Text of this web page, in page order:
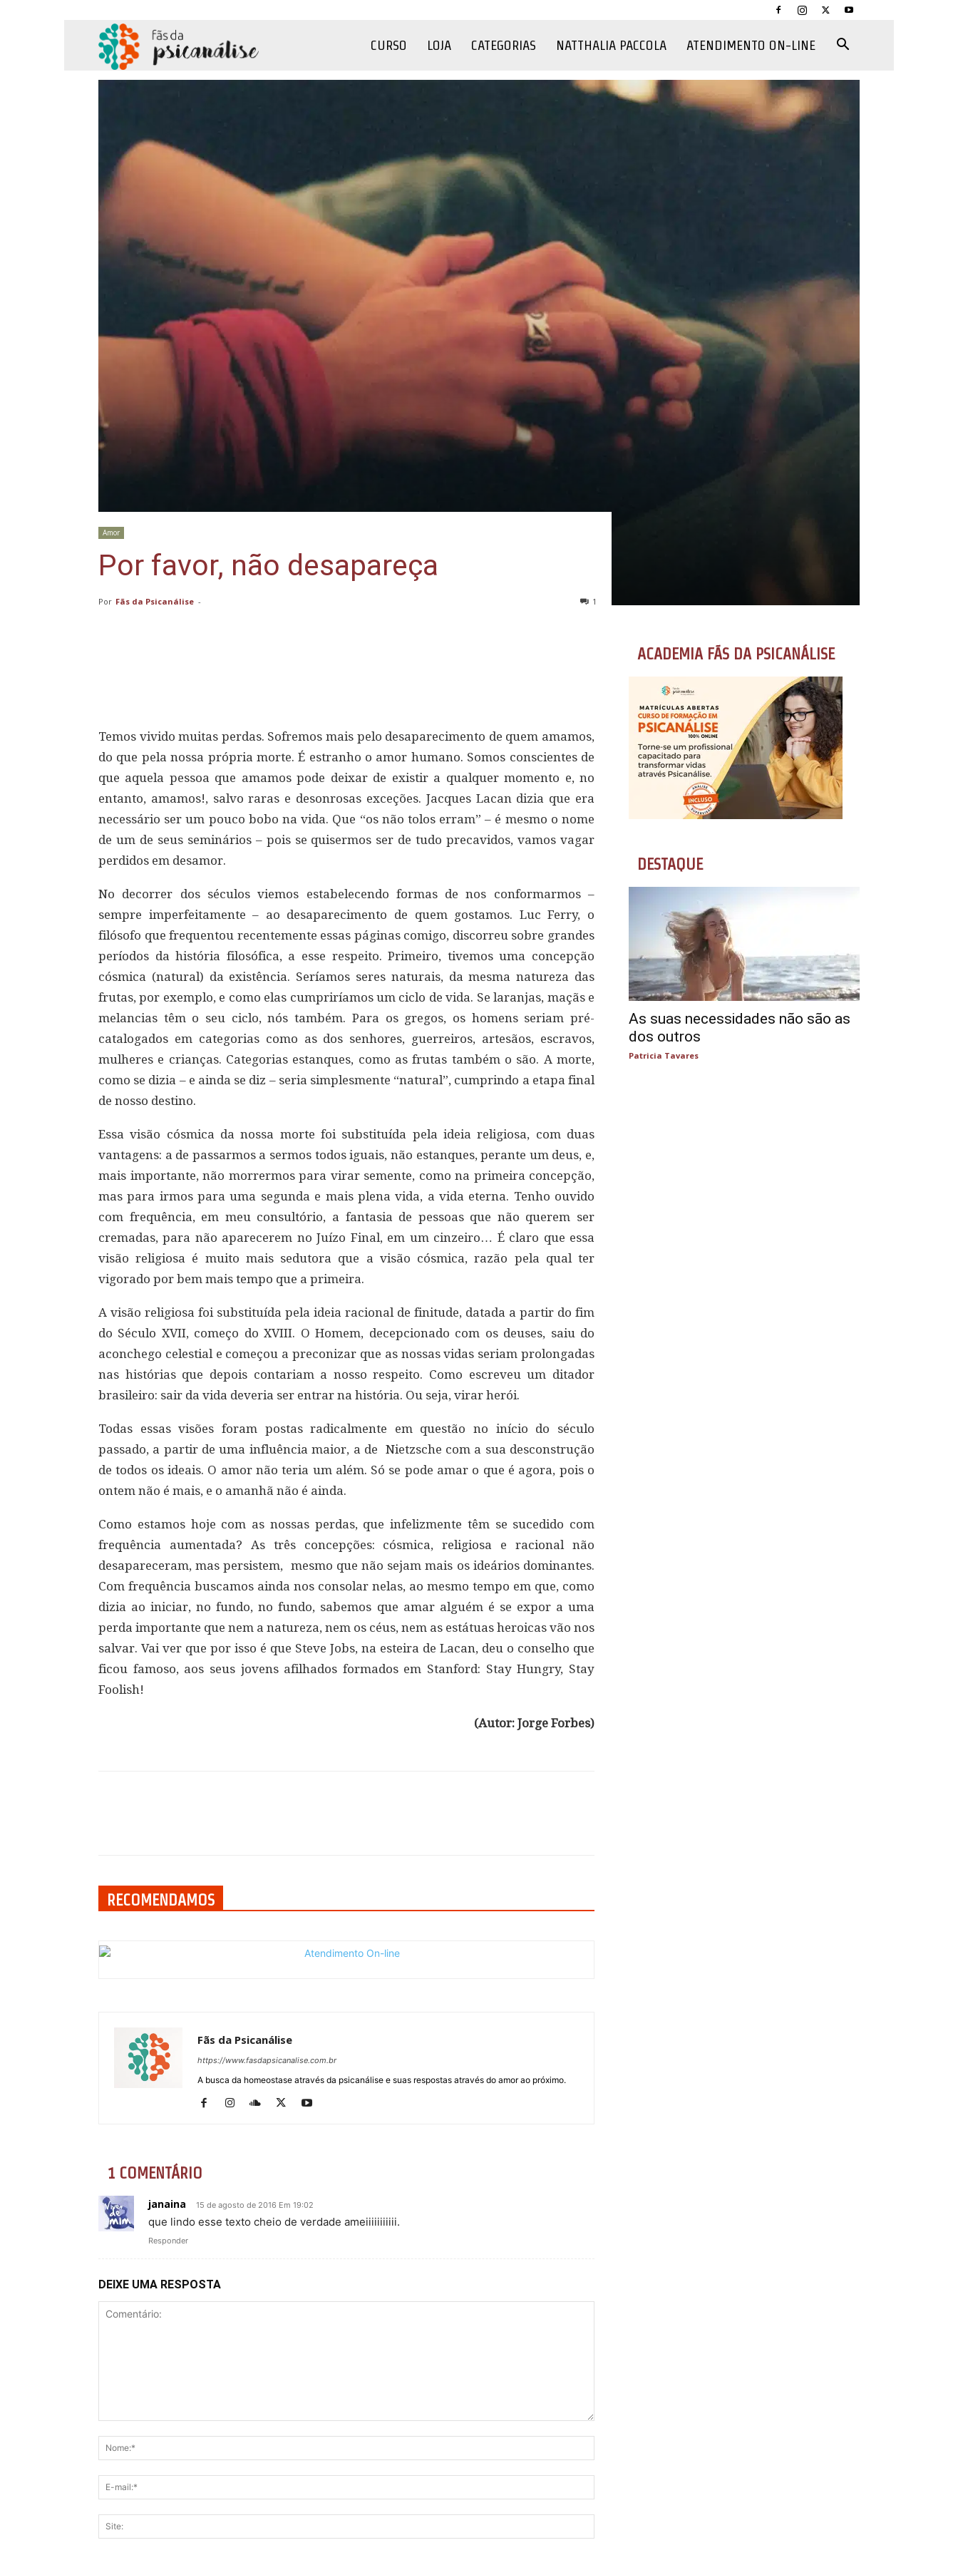
CURSO LOJA CATEGORIAS NATTHALIA PACCOLA ATENDIMENTO ON-LINE
Amor
Por favor, não desapareça
Por Fãs da Psicanálise - 1
Temos vivido muitas perdas. Sofremos mais pelo desaparecimento de quem amamos,
do que pela nossa própria morte. É estranho o amor humano. Somos conscientes de
que aquela pessoa que amamos pode deixar de existir a qualquer momento e, no
entanto, amamos!, salvo raras e desonrosas exceções. Jacques Lacan dizia que era
necessário ser um pouco bobo na vida. Que “os não tolos erram” – é mesmo o nome
de um de seus seminários – pois se quisermos ser de tudo precavidos, vamos vagar
perdidos em desamor.
No decorrer dos séculos viemos estabelecendo formas de nos conformarmos –
sempre imperfeitamente – ao desaparecimento de quem gostamos. Luc Ferry, o
filósofo que frequentou recentemente essas páginas comigo, discorreu sobre grandes
períodos da história filosófica, a esse respeito. Primeiro, tivemos uma concepção
cósmica (natural) da existência. Seríamos seres naturais, da mesma natureza das
frutas, por exemplo, e como elas cumpriríamos um ciclo de vida. Se laranjas, maçãs e
melancias têm o seu ciclo, nós também. Para os gregos, os homens seriam pré-
catalogados em categorias como as dos senhores, guerreiros, artesãos, escravos,
mulheres e crianças. Categorias estanques, como as frutas também o são. A morte,
como se dizia – e ainda se diz – seria simplesmente “natural”, cumprindo a etapa final
de nosso destino.
Essa visão cósmica da nossa morte foi substituída pela ideia religiosa, com duas
vantagens: a de passarmos a sermos todos iguais, não estanques, perante um deus, e,
mais importante, não morrermos para virar semente, como na primeira concepção,
mas para irmos para uma segunda e mais plena vida, a vida eterna. Tenho ouvido
com frequência, em meu consultório, a fantasia de pessoas que não querem ser
cremadas, para não aparecerem no Juízo Final, em um cinzeiro… É claro que essa
visão religiosa é muito mais sedutora que a visão cósmica, razão pela qual ter
vigorado por bem mais tempo que a primeira.
A visão religiosa foi substituída pela ideia racional de finitude, datada a partir do fim
do Século XVII, começo do XVIII. O Homem, decepcionado com os deuses, saiu do
aconchego celestial e começou a preconizar que as nossas vidas seriam prolongadas
nas histórias que depois contariam a nosso respeito. Como escreveu um ditador
brasileiro: sair da vida deveria ser entrar na história. Ou seja, virar herói.
Todas essas visões foram postas radicalmente em questão no início do século
passado, a partir de uma influência maior, a de Nietzsche com a sua desconstrução
de todos os ideais. O amor não teria um além. Só se pode amar o que é agora, pois o
ontem não é mais, e o amanhã não é ainda.
Como estamos hoje com as nossas perdas, que infelizmente têm se sucedido com
frequência aumentada? As três concepções: cósmica, religiosa e racional não
desapareceram, mas persistem, mesmo que não sejam mais os ideários dominantes.
Com frequência buscamos ainda nos consolar nelas, ao mesmo tempo em que, como
dizia ao iniciar, no fundo, no fundo, sabemos que amar alguém é se expor a uma
perda importante que nem a natureza, nem os céus, nem as estátuas heroicas vão nos
salvar. Vai ver que por isso é que Steve Jobs, na esteira de Lacan, deu o conselho que
ficou famoso, aos seus jovens afilhados formados em Stanford: Stay Hungry, Stay
Foolish!
(Autor: Jorge Forbes)
RECOMENDAMOS
Fãs da Psicanálise
https://www.fasdapsicanalise.com.br
A busca da homeostase através da psicanálise e suas respostas através do amor ao próximo.
1 COMENTÁRIO
janaina 15 de agosto de 2016 Em 19:02
que lindo esse texto cheio de verdade ameiiiiiiiiiii.
Responder
DEIXE UMA RESPOSTA
ACADEMIA FÃS DA PSICANÁLISE
DESTAQUE
As suas necessidades não são as
dos outros
Patricia Tavares